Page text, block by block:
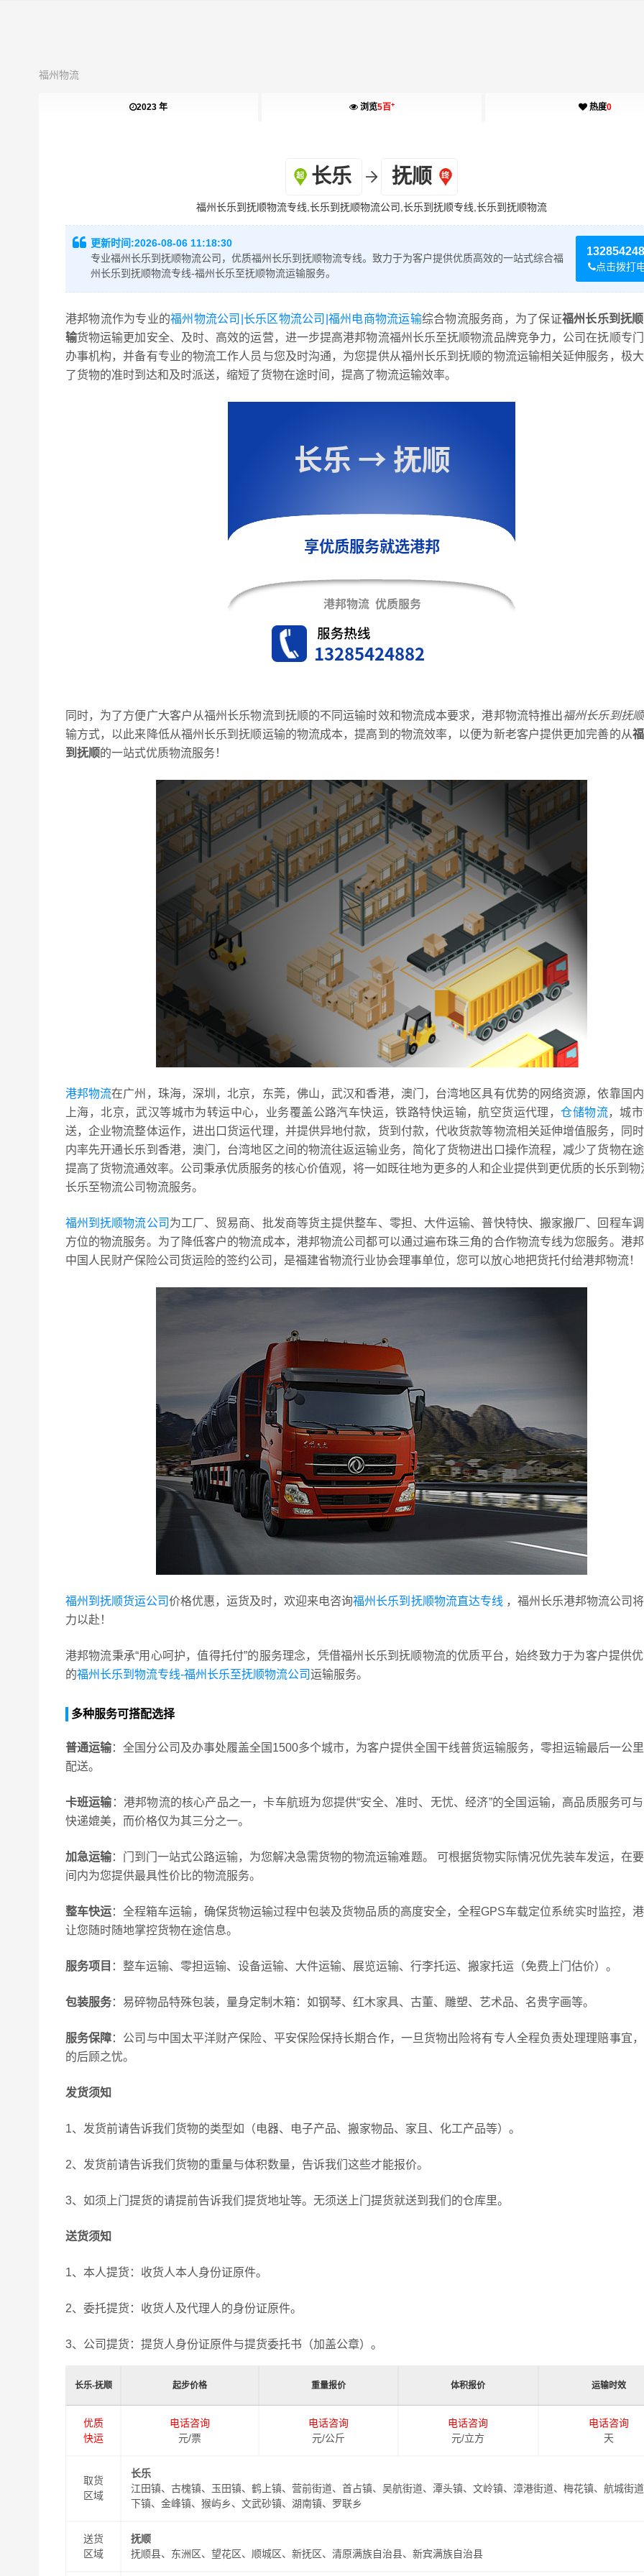
福州物流
2023 年 浏览5百+ 热度0
长乐 抚顺
福州长乐到抚顺物流专线,长乐到抚顺物流公司,长乐到抚顺专线,长乐到抚顺物流
点击拨打
更新时间:2026-08-06 11:18:30
专业福州长乐到抚顺物流公司，优质福州长乐到抚顺物流专线。致力于为客户提供优质高效的一站式综合福
州长乐到抚顺物流专线-福州长乐至抚顺物流运输服务。
港邦物流作为专业的福州物流公司|长乐区物流公司|福州电商物流运输综合物流服务商，为了保证福州长乐到抚
输货物运输更加安全、及时、高效的运营，进一步提高港邦物流福州长乐至抚顺物流品牌竞争力，公司在抚顺专
办事机构，并备有专业的物流工作人员与您及时沟通，为您提供从福州长乐到抚顺的物流运输相关延伸服务，极
了货物的准时到达和及时派送，缩短了货物在途时间，提高了物流运输效率。
同时，为了方便广大客户从福州长乐物流到抚顺的不同运输时效和物流成本要求，港邦物流特推出福州长乐到抚顺
输方式，以此来降低从福州长乐到抚顺运输的物流成本，提高到的物流效率，以便为新老客户提供更加完善的从
到抚顺的一站式优质物流服务！
港邦物流在广州，珠海，深圳，北京，东莞，佛山，武汉和香港，澳门，台湾地区具有优势的网络资源，依靠国
上海，北京，武汉等城市为转运中心，业务覆盖公路汽车快运，铁路特快运输，航空货运代理，仓储物流，城
送，企业物流整体运作，进出口货运代理，并提供异地付款，货到付款，代收货款等物流相关延伸增值服务，同
内率先开通长乐到香港，澳门，台湾地区之间的物流往返运输业务，简化了货物进出口操作流程，减少了货物在
提高了货物流通效率。公司秉承优质服务的核心价值观，将一如既往地为更多的人和企业提供到更优质的长乐到物
长乐至物流公司物流服务。
福州到抚顺物流公司 为工厂、贸易商、批发商等货主提供整车、零担、大件运输、普快特快、搬家搬厂、回程车
方位的物流服务。为了降低客户的物流成本，港邦物流公司都可以通过遍布珠三角的合作物流专线为您服务。港
中国人民财产保险公司货运险的签约公司，是福建省物流行业协会理事单位，您可以放心地把货托付给港邦物流！
福州到抚顺货运公司价格优惠，运货及时，欢迎来电咨询福州长乐到抚顺物流直达专线 ，福州长乐港邦物流公司
力以赴！
港邦物流秉承“用心呵护，值得托付”的服务理念，凭借福州长乐到抚顺物流的优质平台，始终致力于为客户提供
的福州长乐到物流专线-福州长乐至抚顺物流公司运输服务。
多种服务可搭配选择
普通运输：全国分公司及办事处履盖全国1500多个城市，为客户提供全国干线普货运输服务，零担运输最后一公
配送。
卡班运输：港邦物流的核心产品之一，卡车航班为您提供“安全、准时、无忧、经济”的全国运输，高品质服务可
快递媲美，而价格仅为其三分之一。
加急运输：门到门一站式公路运输，为您解决急需货物的物流运输难题。 可根据货物实际情况优先装车发运，在
间内为您提供最具性价比的物流服务。
整车快运：全程箱车运输，确保货物运输过程中包装及货物品质的高度安全，全程GPS车载定位系统实时监控，
让您随时随地掌控货物在途信息。
服务项目 ：整车运输、零担运输、设备运输、大件运输、展览运输、行李托运、搬家托运（免费上门估价）。
包装服务：易碎物品特殊包装，量身定制木箱：如钢琴、红木家具、古董、雕塑、艺术品、名贵字画等。
服务保障：公司与中国太平洋财产保险、平安保险保持长期合作，一旦货物出险将有专人全程负责处理理赔事宜
的后顾之忧。
发货须知
1、发货前请告诉我们货物的类型如（电器、电子产品、搬家物品、家且、化工产品等）。
2、发货前请告诉我们货物的重量与体积数量，告诉我们这些才能报价。
3、如须上门提货的请提前告诉我们提货地址等。无须送上门提货就送到我们的仓库里。
送货须知
1、本人提货：收货人本人身份证原件。
2、委托提货：收货人及代理人的身份证原件。
3、公司提货：提货人身份证原件与提货委托书（加盖公章）。
长乐-抚顺 起步价格 重量报价 体积报价 运输时效
优质
快运
电话咨询
元/票
电话咨询
元/公斤
电话咨询
元/立方
电话咨询
天
取货
区域
长乐
江田镇、古槐镇、玉田镇、鹤上镇、营前街道、首占镇、吴航街道、潭头镇、文岭镇、漳港街道、梅花镇、航城街
下镇、金峰镇、猴屿乡、文武砂镇、湖南镇、罗联乡
送货
区域
抚顺
抚顺县、东洲区、望花区、顺城区、新抚区、清原满族自治县、新宾满族自治县